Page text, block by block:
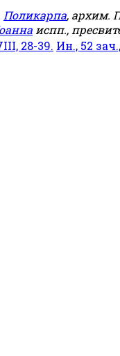
Поликарпа, архим.
испп.,
28-39. Ин., 52